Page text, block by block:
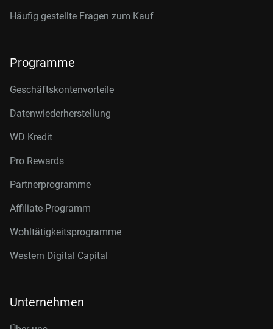
Häufig gestellte Fragen zum Kauf
Programme
Geschäftskontenvorteile
Datenwiederherstellung
WD Kredit
Pro Rewards
Partnerprogramme
Affiliate-Programm
Wohltätigkeitsprogramme
Western Digital Capital
Unternehmen